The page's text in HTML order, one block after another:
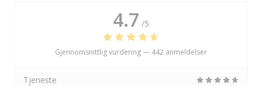
4.7 /5
Gjennomsnittlig vurdering — 442 anmeldelser
Tjeneste